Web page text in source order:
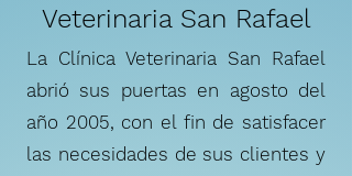
Veterinaria San Rafael
La Clínica Veterinaria San Rafael
abrió sus puertas en agosto del
año 2005, con el fin de satisfacer
las necesidades de sus clientes y